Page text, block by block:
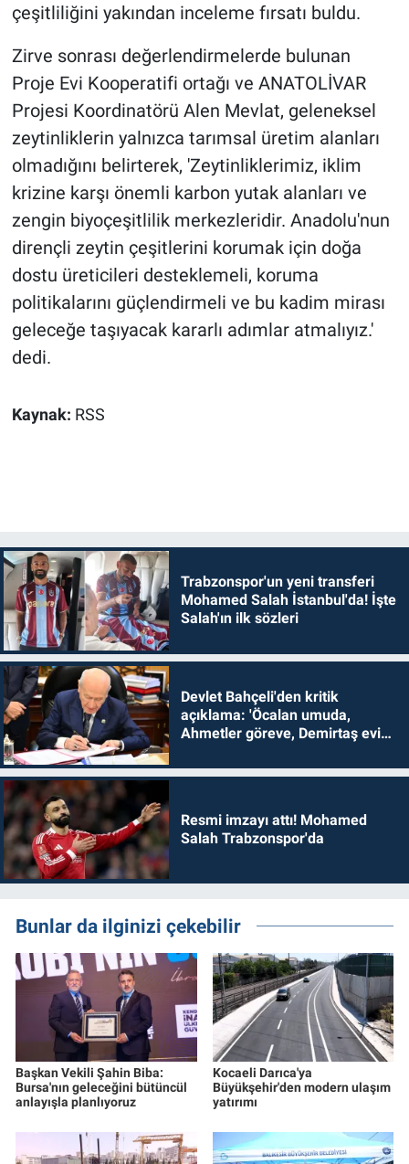
çeşitliliğini yakından inceleme fırsatı buldu.
Zirve sonrası değerlendirmelerde bulunan
Proje Evi Kooperatifi ortağı ve ANATOLİVAR
Projesi Koordinatörü Alen Mevlat, geleneksel
zeytinliklerin yalnızca tarımsal üretim alanları
olmadığını belirterek, 'Zeytinliklerimiz, iklim
krizine karşı önemli karbon yutak alanları ve
zengin biyoçeşitlilik merkezleridir. Anadolu'nun
dirençli zeytin çeşitlerini korumak için doğa
dostu üreticileri desteklemeli, koruma
politikalarını güçlendirmeli ve bu kadim mirası
geleceğe taşıyacak kararlı adımlar atmalıyız.'
dedi.
Kaynak: RSS
Trabzonspor'un yeni transferi
Mohamed Salah İstanbul'da! İşte
Salah'ın ilk sözleri
Devlet Bahçeli'den kritik
açıklama: 'Öcalan umuda,
Ahmetler göreve, Demirtaş evine
Resmi imzayı attı! Mohamed
Salah Trabzonspor'da
Bunlar da ilginizi çekebilir
Başkan Vekili Şahin Biba:
Bursa'nın geleceğini bütüncül
anlayışla planlıyoruz
Kocaeli Darıca'ya
Büyükşehir'den modern ulaşım
yatırımı